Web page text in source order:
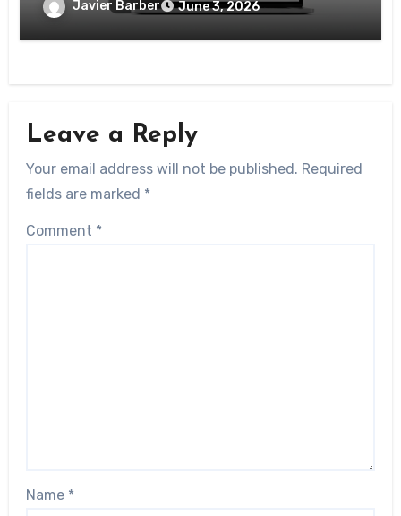
Javier Barber June 3, 2026
Leave a Reply
Your email address will not be published. Required
fields are marked *
Comment *
Name *